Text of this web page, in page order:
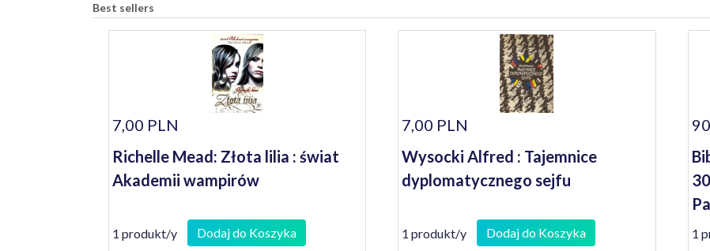
Best sellers
7,00 PLN
Richelle Mead: Złota lilia : świat
Akademii wampirów
1 produkt/y Dodaj do Koszyka
7,00 PLN
Wysocki Alfred : Tajemnice
dyplomatycznego sejfu
1 produkt/y Dodaj do Koszyka 1